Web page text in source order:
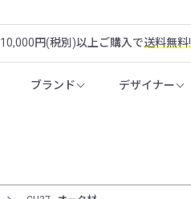
10,000円(税別)以上ご購入で送料無料!
ブランド デザイナー